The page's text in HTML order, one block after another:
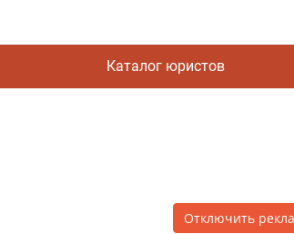
Каталог юристов
Отключить